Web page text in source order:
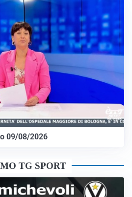
09/08/2026
TG SPORT